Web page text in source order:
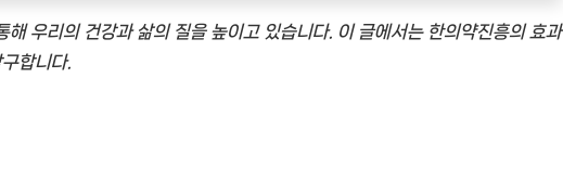
해 우리의 건강과 삶의 질을 높이고 있습니다. 이 글에서는 한의약진흥의 효과
합니다.